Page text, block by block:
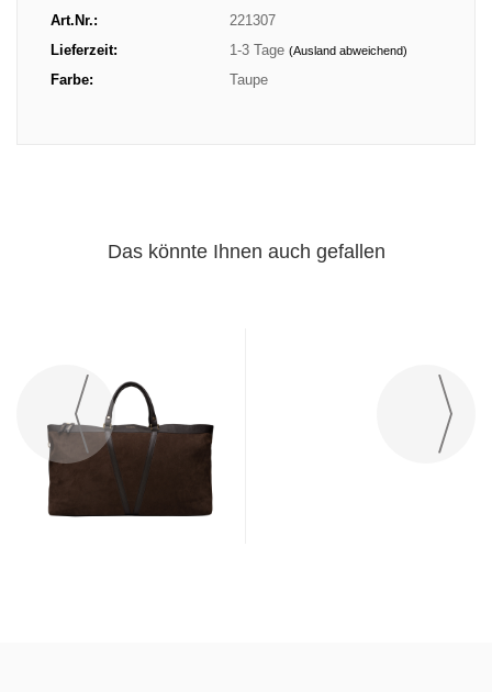
Art.Nr.:
221307
Lieferzeit:
1-3 Tage(Ausland abweichend)
Farbe: Taupe
Das könnte Ihnen auch gefallen